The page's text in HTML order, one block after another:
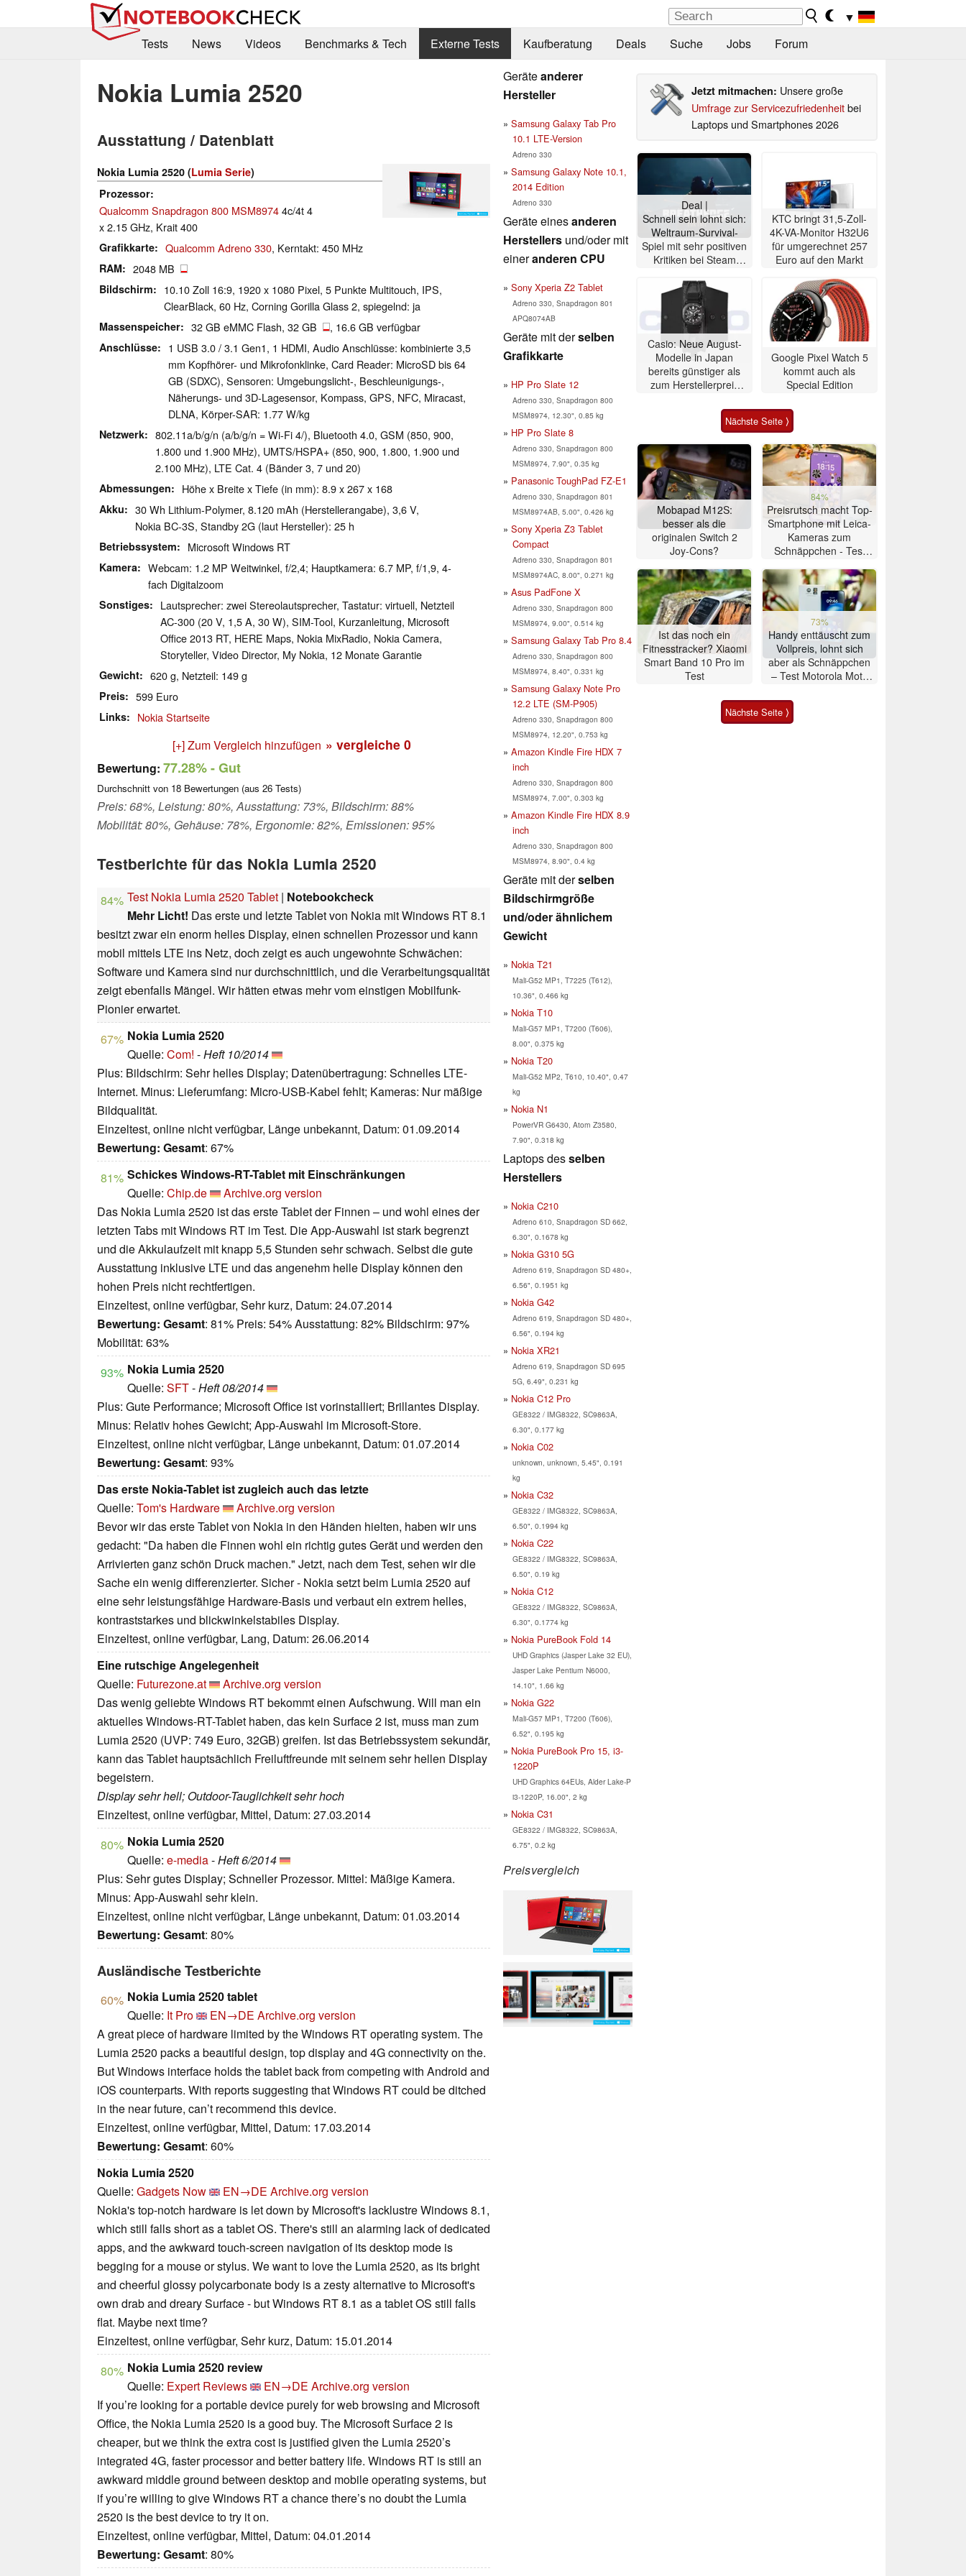
▼
Tests
News Videos Benchmarks & Tech Externe Tests Kaufberatung Deals Suche Jobs Forum
Nokia Lumia 2520
Ausstattung / Datenblatt
Nokia Lumia 2520 (Lumia Serie)
Prozessor
Qualcomm Snapdragon 800 MSM89744c/4t 4
x 2.15 GHz, Krait 400
Grafikkarte Qualcomm Adreno 330, Kerntakt: 450 MHz
RAM 2048 MB
Bildschirm
10.10 Zoll 16:9, 1920 x 1080 Pixel, 5 Punkte Multitouch, IPS,
ClearBlack, 60 Hz, Corning Gorilla Glass 2, spiegelnd: ja
Massenspeicher 32 GB eMMC Flash, 32 GB , 16.6 GB verfügbar
Anschlüsse
1 USB 3.0 / 3.1 Gen1, 1 HDMI, Audio Anschlüsse: kombinierte 3,5
mm Kopfhörer- und Mikrofonklinke, Card Reader: MicroSD bis 64
GB (SDXC), Sensoren: Umgebungslicht-, Beschleunigungs-,
Näherungs- und 3D-Lagesensor, Kompass, GPS, NFC, Miracast,
DLNA, Körper-SAR: 1.77 W/kg
Netzwerk
802.11a/b/g/n (a/b/g/n = Wi-Fi 4/), Bluetooth 4.0, GSM (850, 900,
1.800 und 1.900 MHz), UMTS/HSPA+ (850, 900, 1.800, 1.900 und
2.100 MHz), LTE Cat. 4 (Bänder 3, 7 und 20)
Abmessungen Höhe x Breite x Tiefe (in mm): 8.9 x 267 x 168
Akku
30 Wh Lithium-Polymer, 8.120 mAh (Herstellerangabe), 3,6 V,
Nokia BC-3S, Standby 2G (laut Hersteller): 25 h
Betriebssystem Microsoft Windows RT
Kamera
Webcam: 1.2 MP Weitwinkel, f/2,4; Hauptkamera: 6.7 MP, f/1,9, 4-
fach Digitalzoom
Sonstiges
Lautsprecher: zwei Stereolautsprecher, Tastatur: virtuell, Netzteil
AC-300 (20 V, 1,5 A, 30 W), SIM-Tool, Kurzanleitung, Microsoft
Office 2013 RT, HERE Maps, Nokia MixRadio, Nokia Camera,
Storyteller, Video Director, My Nokia, 12 Monate Garantie
Gewicht 620 g, Netzteil: 149 g
Preis 599 Euro
Links Nokia Startseite
[+] Zum Vergleich hinzufügen » vergleiche 0
Bewertung: 77.28%- Gut
Durchschnitt von 18 Bewertungen (aus 26 Tests)
Preis: 68%, Leistung: 80%, Ausstattung: 73%, Bildschirm: 88%
Mobilität: 80%, Gehäuse: 78%, Ergonomie: 82%, Emissionen: 95%
Testberichte für das Nokia Lumia 2520
84% Test Nokia Lumia 2520 Tablet | Notebookcheck
Mehr Licht! Das erste und letzte Tablet von Nokia mit Windows RT 8.1
besitzt zwar ein enorm helles Display, einen schnellen Prozessor und kann
mobil mittels LTE ins Netz, doch zeigt es auch ungewohnte Schwächen:
Software und Kamera sind nur durchschnittlich, und die Verarbeitungsqualität
zeigt ebenfalls Mängel. Wir hätten etwas mehr vom einstigen Mobilfunk-
Pionier erwartet.
67% Nokia Lumia 2520
Quelle: Com! -Heft 10/2014
Plus: Bildschirm: Sehr helles Display; Datenübertragung: Schnelles LTE-
Internet. Minus: Lieferumfang: Micro-USB-Kabel fehlt; Kameras: Nur mäßige
Bildqualität.
Einzeltest, online nicht verfügbar, Länge unbekannt, Datum: 01.09.2014
Bewertung: Gesamt: 67%
81% Schickes Windows-RT-Tablet mit Einschränkungen
Quelle: Chip.de
Archive.org version
Das Nokia Lumia 2520 ist das erste Tablet der Finnen – und wohl eines der
letzten Tabs mit Windows RT im Test. Die App-Auswahl ist stark begrenzt
und die Akkulaufzeit mit knapp 5,5 Stunden sehr schwach. Selbst die gute
Ausstattung inklusive LTE und das angenehm helle Display können den
hohen Preis nicht rechtfertigen.
Einzeltest, online verfügbar, Sehr kurz, Datum: 24.07.2014
Bewertung: Gesamt: 81% Preis: 54% Ausstattung: 82% Bildschirm: 97%
Mobilität: 63%
93% Nokia Lumia 2520
Quelle: SFT-Heft 08/2014
Plus: Gute Performance; Microsoft Office ist vorinstalliert; Brillantes Display.
Minus: Relativ hohes Gewicht; App-Auswahl im Microsoft-Store.
Einzeltest, online nicht verfügbar, Länge unbekannt, Datum: 01.07.2014
Bewertung: Gesamt: 93%
Das erste Nokia-Tablet ist zugleich auch das letzte
Quelle: Tom's Hardware
Archive.org version
Bevor wir das erste Tablet von Nokia in den Händen hielten, haben wir uns
gedacht: "Da haben die Finnen wohl ein richtig gutes Gerät und werden den
Arrivierten ganz schön Druck machen." Jetzt, nach dem Test, sehen wir die
Sache ein wenig differenzierter. Sicher - Nokia setzt beim Lumia 2520 auf
eine sehr leistungsfähige Hardware-Basis und verbaut ein extrem helles,
kontraststarkes und blickwinkelstabiles Display.
Einzeltest, online verfügbar, Lang, Datum: 26.06.2014
Eine rutschige Angelegenheit
Quelle: Futurezone.at
Archive.org version
Das wenig geliebte Windows RT bekommt einen Aufschwung. Will man ein
aktuelles Windows-RT-Tablet haben, das kein Surface 2 ist, muss man zum
Lumia 2520 (UVP: 749 Euro, 32GB) greifen. Ist das Betriebssystem sekundär,
kann das Tablet hauptsächlich Freiluftfreunde mit seinem sehr hellen Display
begeistern.
Display sehr hell; Outdoor-Tauglichkeit sehr hoch
Einzeltest, online verfügbar, Mittel, Datum: 27.03.2014
80% Nokia Lumia 2520
Quelle: e-media-Heft 6/2014
Plus: Sehr gutes Display; Schneller Prozessor. Mittel: Mäßige Kamera.
Minus: App-Auswahl sehr klein.
Einzeltest, online nicht verfügbar, Länge unbekannt, Datum: 01.03.2014
Bewertung: Gesamt: 80%
Ausländische Testberichte
60% Nokia Lumia 2520 tablet
Quelle: It Pro EN→DE Archive.org version
A great piece of hardware limited by the Windows RT operating system. The
Lumia 2520 packs a beautiful design, top display and 4G connectivity on the.
But Windows interface holds the tablet back from competing with Android and
iOS counterparts. With reports suggesting that Windows RT could be ditched
in the near future, can’t recommend this device.
Einzeltest, online verfügbar, Mittel, Datum: 17.03.2014
Bewertung: Gesamt: 60%
Nokia Lumia 2520
Quelle: Gadgets Now EN→DE Archive.org version
Nokia's top-notch hardware is let down by Microsoft's lacklustre Windows 8.1,
which still falls short as a tablet OS. There's still an alarming lack of dedicated
apps, and the awkward touch-screen navigation of its desktop mode is
begging for a mouse or stylus. We want to love the Lumia 2520, as its bright
and cheerful glossy polycarbonate body is a zesty alternative to Microsoft's
own drab and dreary Surface - but Windows RT 8.1 as a tablet OS still falls
flat. Maybe next time?
Einzeltest, online verfügbar, Sehr kurz, Datum: 15.01.2014
80% Nokia Lumia 2520 review
Quelle: Expert Reviews EN→DE Archive.org version
If you’re looking for a portable device purely for web browsing and Microsoft
Office, the Nokia Lumia 2520 is a good buy. The Microsoft Surface 2 is
cheaper, but we think the extra cost is justified given the Lumia 2520’s
integrated 4G, faster processor and better battery life. Windows RT is still an
awkward middle ground between desktop and mobile operating systems, but
if you’re willing to give Windows RT a chance there’s no doubt the Lumia
2520 is the best device to try it on.
Einzeltest, online verfügbar, Mittel, Datum: 04.01.2014
Bewertung: Gesamt: 80%
Geräteanderer
Hersteller
Samsung Galaxy Tab Pro
10.1 LTE-Version
Adreno 330
Samsung Galaxy Note 10.1,
2014 Edition
Adreno 330
Geräte einesanderen
Herstellers und/oder mit
eineranderen CPU
Sony Xperia Z2 Tablet
Adreno 330, Snapdragon 801
APQ8074AB
Geräte mit derselben
Grafikkarte
HP Pro Slate 12
Adreno 330, Snapdragon 800
MSM8974, 12.30", 0.85 kg
HP Pro Slate 8
Adreno 330, Snapdragon 800
MSM8974, 7.90", 0.35 kg
Panasonic ToughPad FZ-E1
Adreno 330, Snapdragon 801
MSM8974AB, 5.00", 0.426 kg
Sony Xperia Z3 Tablet
Compact
Adreno 330, Snapdragon 801
MSM8974AC, 8.00", 0.271 kg
Asus PadFone X
Adreno 330, Snapdragon 800
MSM8974, 9.00", 0.514 kg
Samsung Galaxy Tab Pro 8.4
Adreno 330, Snapdragon 800
MSM8974, 8.40", 0.331 kg
Samsung Galaxy Note Pro
12.2 LTE (SM-P905)
Adreno 330, Snapdragon 800
MSM8974, 12.20", 0.753 kg
Amazon Kindle Fire HDX 7
inch
Adreno 330, Snapdragon 800
MSM8974, 7.00", 0.303 kg
Amazon Kindle Fire HDX 8.9
inch
Adreno 330, Snapdragon 800
MSM8974, 8.90", 0.4 kg
Geräte mit derselben
Bildschirmgröße
und/oder ähnlichem
Gewicht
Nokia T21
Mali-G52 MP1, T7225 (T612),
10.36", 0.466 kg
Nokia T10
Mali-G57 MP1, T7200 (T606),
8.00", 0.375 kg
Nokia T20
Mali-G52 MP2, T610, 10.40", 0.47
kg
Nokia N1
PowerVR G6430, Atom Z3580,
7.90", 0.318 kg
Laptops desselben
Herstellers
Nokia C210
Adreno 610, Snapdragon SD 662,
6.30", 0.1678 kg
Nokia G310 5G
Adreno 619, Snapdragon SD 480+,
6.56", 0.1951 kg
Nokia G42
Adreno 619, Snapdragon SD 480+,
6.56", 0.194 kg
Nokia XR21
Adreno 619, Snapdragon SD 695
5G, 6.49", 0.231 kg
Nokia C12 Pro
GE8322 / IMG8322, SC9863A,
6.30", 0.177 kg
Nokia C02
unknown, unknown, 5.45", 0.191
kg
Nokia C32
GE8322 / IMG8322, SC9863A,
6.50", 0.1994 kg
Nokia C22
GE8322 / IMG8322, SC9863A,
6.50", 0.19 kg
Nokia C12
GE8322 / IMG8322, SC9863A,
6.30", 0.1774 kg
Nokia PureBook Fold 14
UHD Graphics (Jasper Lake 32 EU),
Jasper Lake Pentium N6000,
14.10", 1.66 kg
Nokia G22
Mali-G57 MP1, T7200 (T606),
6.52", 0.195 kg
Nokia PureBook Pro 15, i3-
1220P
UHD Graphics 64EUs, Alder Lake-P
i3-1220P, 16.00", 2 kg
Nokia C31
GE8322 / IMG8322, SC9863A,
6.75", 0.2 kg
Preisvergleich
Jetzt mitmachen: Unsere große
Umfrage zur Servicezufriedenheitbei
Laptops und Smartphones 2026
Deal |
Schnell sein lohnt sich:
Weltraum-Survival-
Spiel mit sehr positiven
Kritiken bei Steam
KTC bringt 31,5-Zoll-
4K-VA-Monitor H32U6
für umgerechnet 257
Euro auf den Markt
Casio: Neue August-
Modelle in Japan
bereits günstiger als
zum Herstellerpreis
Google Pixel Watch 5
kommt auch als
Special Edition
Nächste Seite ⟩
Mobapad M12S:
besser als die
originalen Switch 2
Joy-Cons?
84%
Preisrutsch macht Top-
Smartphone mit Leica-
Kameras zum
Schnäppchen - Test
Ist das noch ein
Fitnesstracker? Xiaomi
Smart Band 10 Pro im
Test
73%
Handy enttäuscht zum
Vollpreis, lohnt sich
aber als Schnäppchen
– Test Motorola Moto
Nächste Seite ⟩